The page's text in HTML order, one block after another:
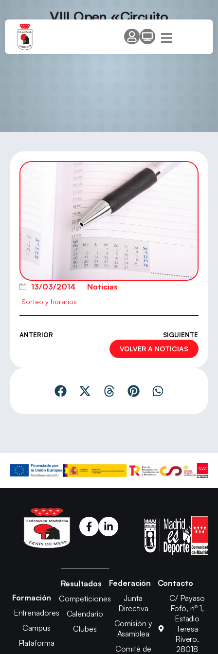
VIII Open «Circuito
Comunidad» – I Open Ciudad
de Alcalá – Categorías
13/03/2014 Noticias
Sorteo y horarios
ANTERIOR SIGUIENTE
VOLVER A NOTICIAS
Formación
Entrenadores
Campus
Plataforma
Resultados
Competiciones
Calendario
Clubes
Federación
Junta
Directiva
Comisión y
Asamblea
Comité de
Contacto
C/ Payaso
Fofó, nº 1,
Estadio
Teresa
Rivero,
28018